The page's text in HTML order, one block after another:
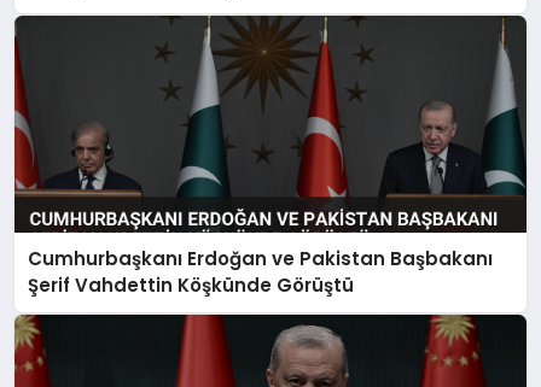
Cumhurbaşkanı Erdoğan ve Pakistan Başbakanı
Şerif Vahdettin Köşkünde Görüştü